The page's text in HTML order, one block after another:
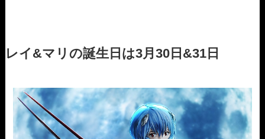
レイ&マリの誕生日は3月30日&31日